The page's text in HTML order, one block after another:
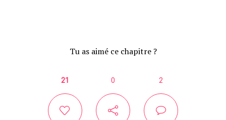
Tu as aimé ce chapitre ?
21 0 2